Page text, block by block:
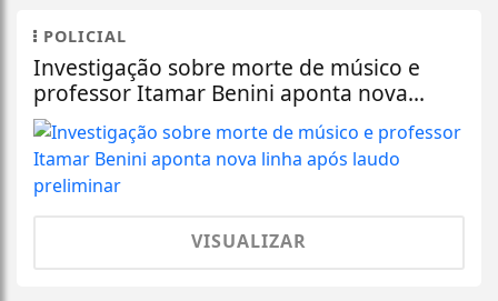
POLICIAL
Investigação sobre morte de músico e
professor Itamar Benini aponta nova...
VISUALIZAR